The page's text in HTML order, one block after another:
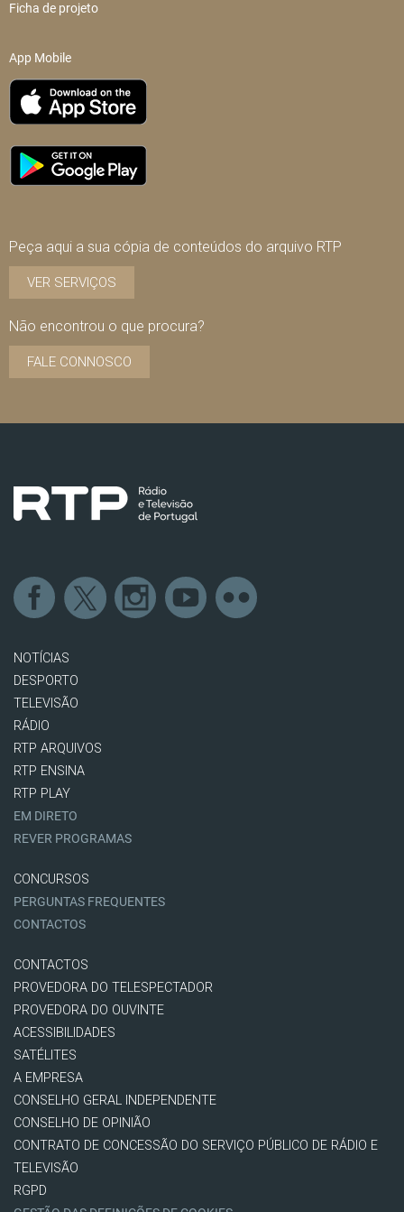
Ficha de projeto
App Mobile
Peça aqui a sua cópia de conteúdos do arquivo RTP
VER SERVIÇOS
Não encontrou o que procura?
FALE CONNOSCO
NOTÍCIAS
DESPORTO
TELEVISÃO
RÁDIO
RTP ARQUIVOS
RTP ENSINA
RTP PLAY
EM DIRETO
REVER PROGRAMAS
CONCURSOS
PERGUNTAS FREQUENTES
CONTACTOS
CONTACTOS
PROVEDORA DO TELESPECTADOR
PROVEDORA DO OUVINTE
ACESSIBILIDADES
SATÉLITES
A EMPRESA
CONSELHO GERAL INDEPENDENTE
CONSELHO DE OPINIÃO
CONTRATO DE CONCESSÃO DO SERVIÇO PÚBLICO DE RÁDIO E
TELEVISÃO
RGPD